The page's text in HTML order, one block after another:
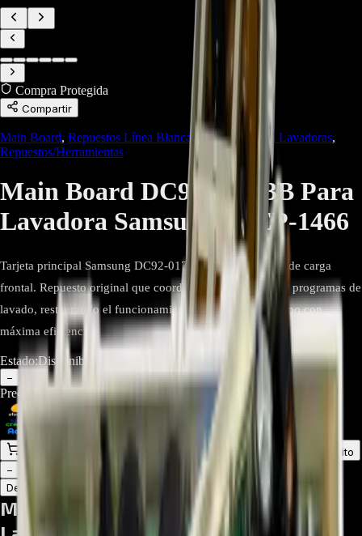
Compra Protegida
Compartir
Main Board, Repuestos Línea Blanca Repuestos para Lavadoras,
Repuestos/Herramientas
Main Board DC92-01753B Para
Lavadora Samsung - REP-1466
Tarjeta principal Samsung DC92-01753B para lavadoras de carga
frontal. Repuesto original que coordina motor, sensores y programas de
lavado, restaurando el funcionamiento completo del equipo con
máxima eficiencia
Estado:Disponible
−
Precio Regular: $1.200.000
Comprar y Recoger
Añadir al Carrito
−
Descripción
Main Board DC92-01753B para